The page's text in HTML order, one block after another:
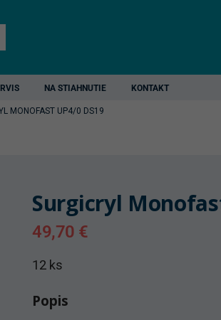
NA STIAHNUTIE KONTAKT
MONOFAST UP4/0 DS19
Surgicryl
49,70 €
12 ks
Popis